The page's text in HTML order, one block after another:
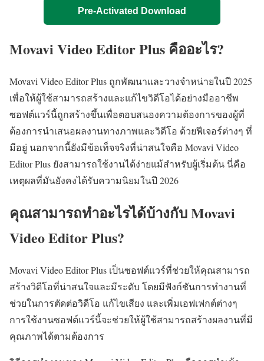
Pre-Activated Download
Movavi Video Editor Plus คืออะไร?
Movavi Video Editor Plus ถูกพัฒนาและวางจำหน่ายในปี 2025
เพื่อให้ผู้ใช้สามารถสร้างและแก้ไขวิดีโอได้อย่างมืออาชีพ
ซอฟต์แวร์นี้ถูกสร้างขึ้นเพื่อตอบสนองความต้องการของผู้ที่
ต้องการนำเสนอผลงานทางภาพและวิดีโอ ด้วยฟีเจอร์ต่างๆ ที่
มีอยู่ นอกจากนี้ยังมีข้อเท็จจริงที่น่าสนใจคือ Movavi Video
Editor Plus ยังสามารถใช้งานได้ง่ายแม้สำหรับผู้เริ่มต้น นี่คือ
เหตุผลที่มันยังคงได้รับความนิยมในปี 2026
คุณสามารถทำอะไรได้บ้างกับ Movavi
Video Editor Plus?
Movavi Video Editor Plus เป็นซอฟต์แวร์ที่ช่วยให้คุณสามารถ
สร้างวิดีโอที่น่าสนใจและมีระดับ โดยมีฟังก์ชันการทำงานที่
ช่วยในการตัดต่อวิดีโอ แก้ไขเสียง และเพิ่มเอฟเฟกต์ต่างๆ
การใช้งานซอฟต์แวร์นี้จะช่วยให้ผู้ใช้สามารถสร้างผลงานที่มี
คุณภาพได้ตามต้องการ